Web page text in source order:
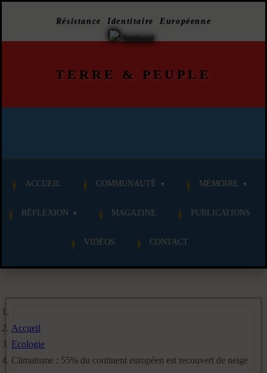
Résistance Identitaire Européenne
TERRE & PEUPLE
ACCUEIL COMMUNAUTÉ MÉMOIRE
RÉFLEXION MAGAZINE PUBLICATIONS
VIDÉOS CONTACT
Accueil
Ecologie
Climatisme : 55% du continent européen est recouvert de neige